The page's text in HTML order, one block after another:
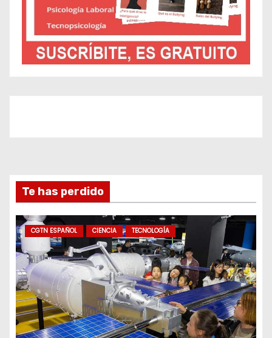
Te has perdido
CGTN ESPAÑOL CIENCIA TECNOLOGÍA